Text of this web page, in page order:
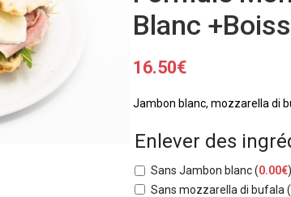
Blanc
16.50€
Jambon blanc, mozzarella di
Enlever des
Sans Jambon blanc(0.00€)
Sans mozzarella di bufala (